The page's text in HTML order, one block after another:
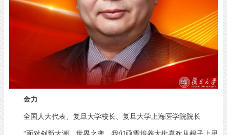
金力
全国人大代表、复旦大学校长、复旦大学上海医学院院长